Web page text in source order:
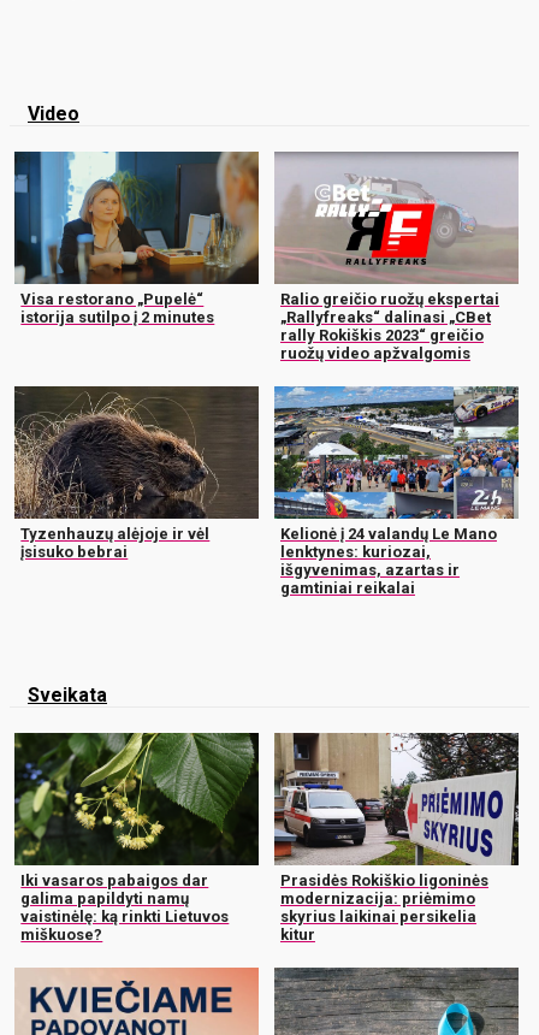
Video
Visa restorano „Pupelė“
istorija sutilpo į 2 minutes
Ralio greičio ruožų ekspertai
„Rallyfreaks“ dalinasi „CBet
rally Rokiškis 2023“ greičio
ruožų video apžvalgomis
Tyzenhauzų alėjoje ir vėl
įsisuko bebrai
Kelionė į 24 valandų Le Mano
lenktynes: kuriozai,
išgyvenimas, azartas ir
gamtiniai reikalai
Sveikata
Iki vasaros pabaigos dar
galima papildyti namų
vaistinėlę: ką rinkti Lietuvos
miškuose?
Prasidės Rokiškio ligoninės
modernizacija: priėmimo
skyrius laikinai persikelia
kitur